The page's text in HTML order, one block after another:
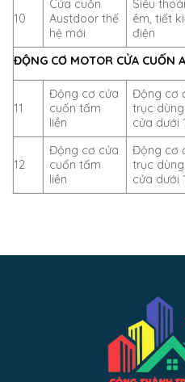
10
Cửa cuốn
Austdoor thế
hệ mới
Siêu
êm, tiết
điện
ĐỘNG CƠ MOTOR CỬA CUỐN
11
Động cơ cửa
cuốn tấm
liền
Động cơ
trục
cửa dưới
12
Động cơ cửa
cuốn tấm
liền
Động cơ
trục
cửa dưới